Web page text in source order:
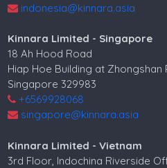
indonesia@kinnara.asia
Kinnara Limited - Singapore
18 Ah Hood Road
Hiap Hoe Building at Zhongshan
Singapore 329983
+6569928068
singapore@kinnara.asia
Kinnara Limited - Vietnam
3rd Floor, Indochina Riverside